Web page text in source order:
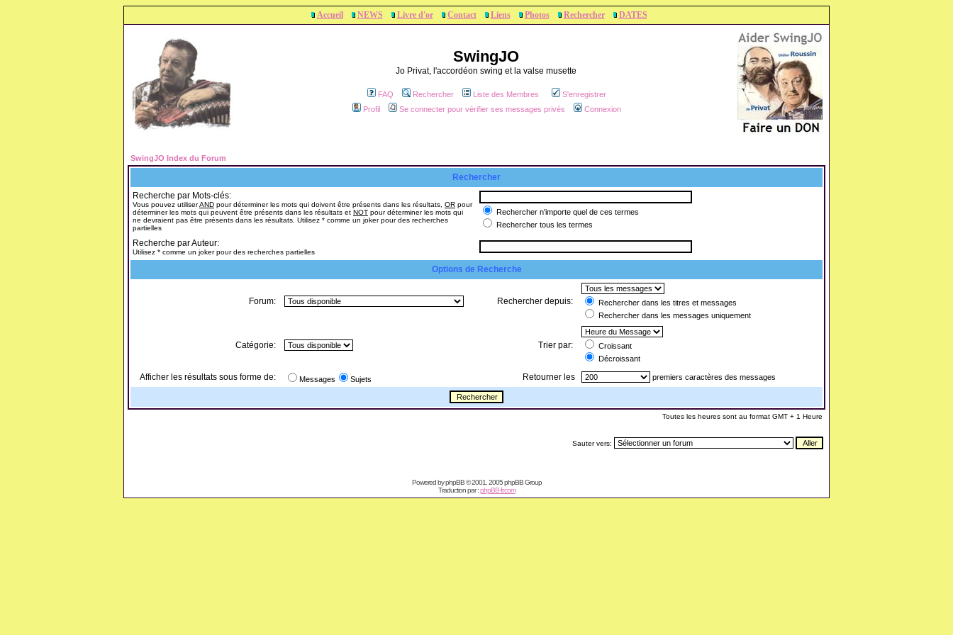
Accueil NEWS Livre d'or Contact Liens Photos Rechercher DATES
SwingJO
Jo Privat, l'accordéon swing et la valse musette
FAQ Rechercher Liste des Membres
S'enregistrer
Profil
Se connecter pour vérifier ses messages privés Connexion
SwingJO Index du Forum
Rechercher
Recherche par Mots-clés:
Vous pouvez utiliserAND pour déterminer les mots qui doivent être présents dans les résultats, OR pour
déterminer les mots qui peuvent être présents dans les résultats et NOT pour déterminer les mots qui
ne devraient pas être présents dans les résultats. Utilisez * comme un joker pour des recherches
partielles
Rechercher n'importe quel de ces termes
Rechercher tous les termes
Recherche par Auteur:
Utilisez * comme un joker pour des recherches partielles
Options de Recherche
Forum: Rechercher depuis:
Rechercher dans les titres et messages
Rechercher dans les messages uniquement
Catégorie: Trier par:
Croissant
Décroissant
Afficher les résultats sous forme de: Messages Sujets Retourner les premiers caractères des messages
Toutes les heures sont au format GMT + 1 Heure
Sauter vers:
Powered byphpBB© 2001, 2005 phpBB Group
Traduction par :phpBB-fr.com